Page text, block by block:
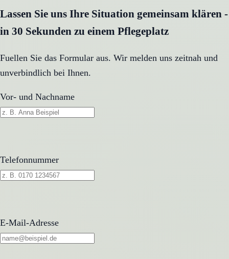
Lassen Sie uns Ihre Situation gemeinsam klären -
in 30 Sekunden zu einem Pflegeplatz
Fuellen Sie das Formular aus. Wir melden uns zeitnah und
unverbindlich bei Ihnen.
Vor- und Nachname
Telefonnummer
E-Mail-Adresse